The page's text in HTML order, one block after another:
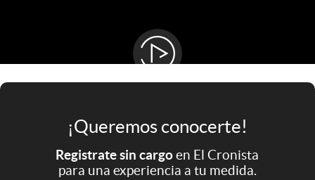
Mediakit
Argentina
¡Queremos conocerte!
Registrate sin cargoen El Cronista
para una experiencia a tu medida.